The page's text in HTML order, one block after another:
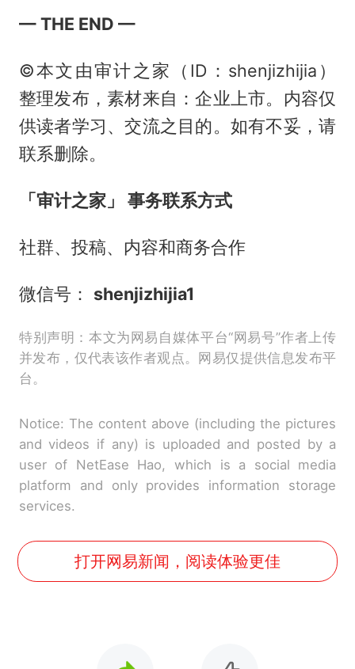
— THE END —
©本文由审计之家（ID：shenjizhijia）
整理发布，素材来自：企业上市。内容仅
供读者学习、交流之目的。如有不妥，请
联系删除。
「审计之家」 事务联系方式
社群、投稿、内容和商务合作
微信号： shenjizhijia1
特别声明：本文为网易自媒体平台“网易号”作者上传
并发布，仅代表该作者观点。网易仅提供信息发布平
台。
Notice: The content above (including the pictures
and videos if any) is uploaded and posted by a
user of NetEase Hao, which is a social media
platform and only provides information storage
services.
打开网易新闻，阅读体验更佳